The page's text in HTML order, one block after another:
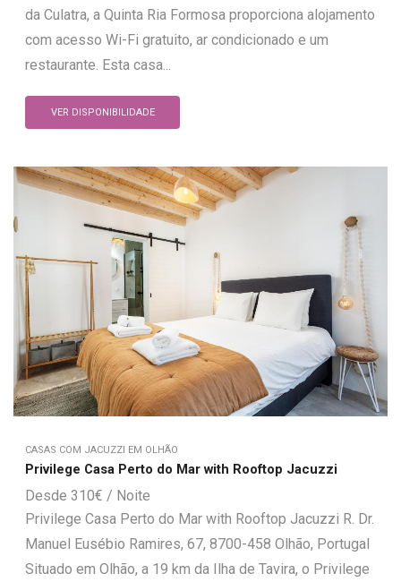
da Culatra, a Quinta Ria Formosa proporciona alojamento
com acesso Wi-Fi gratuito, ar condicionado e um
restaurante. Esta casa...
VER DISPONIBILIDADE
CASAS COM JACUZZI EM OLHÃO
Privilege Casa Perto do Mar with Rooftop Jacuzzi
310€
Privilege Casa Perto do Mar with Rooftop Jacuzzi R. Dr.
Manuel Eusébio Ramires, 67, 8700-458 Olhão, Portugal
Situado em Olhão, a 19 km da Ilha de Tavira, o Privilege